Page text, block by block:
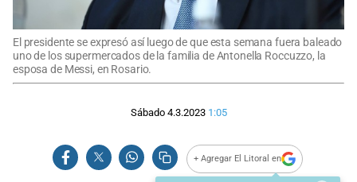
El presidente se expresó así luego de que esta semana fuera baleado
uno de los supermercados de la familia de Antonella Roccuzzo, la
esposa de Messi, en Rosario.
Sábado 4.3.2023 1:05
+ Agregar El Litoral en